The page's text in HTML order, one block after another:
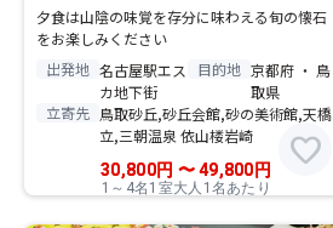
夕食は山陰の味覚を存分に味わえる旬の懐石
をお楽しみください
出発地 名古屋駅エス
カ地下街
目的地 京都府 ・ 鳥
取県
立寄先 鳥取砂丘,砂丘会館,砂の美術館,天橋
立,三朝温泉 依山楼岩崎
30,800円 〜49,800 円
1～4名1室大人1名あたり
favorite